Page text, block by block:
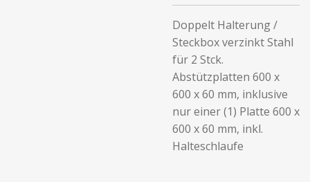
Doppelt Halterung /
Steckbox verzinkt Stahl
für 2 Stck.
Abstützplatten 600 x
600 x 60 mm, inklusive
nur einer (1) Platte 600 x
600 x 60 mm, inkl.
Halteschlaufe